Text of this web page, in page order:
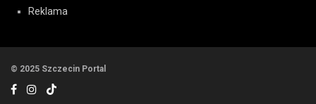
Reklama
© 2025 Szczecin Portal